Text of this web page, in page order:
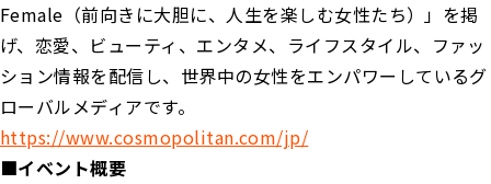
Female（前向きに大胆に、人生を楽しむ女性たち）」を掲
げ、恋愛、ビューティ、エンタメ、ライフスタイル、ファッ
ション情報を配信し、世界中の女性をエンパワーしているグ
ローバルメディアです。
https://www.cosmopolitan.com/jp/
■イベント概要